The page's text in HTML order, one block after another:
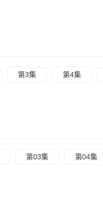
第3集 第4集
第03集 第04集